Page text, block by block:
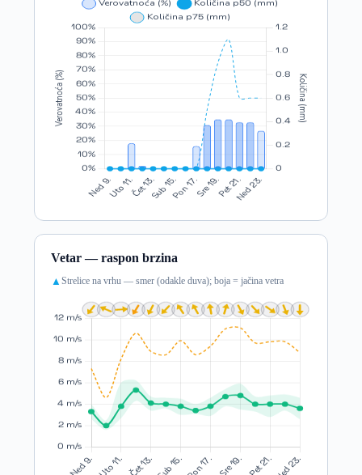
Vetar — raspon brzina
▲ Strelice na vrhu — smer (odakle duva); boja = jačina vetra